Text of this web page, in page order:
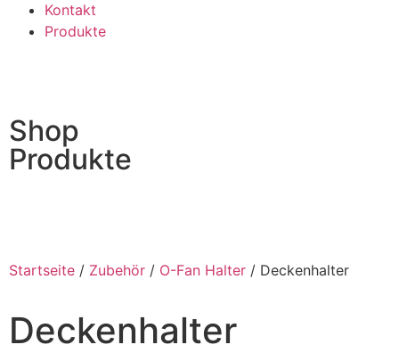
Kontakt
Produkte
Shop
Produkte
Startseite / Zubehör / O-Fan Halter / Deckenhalter
Deckenhalter